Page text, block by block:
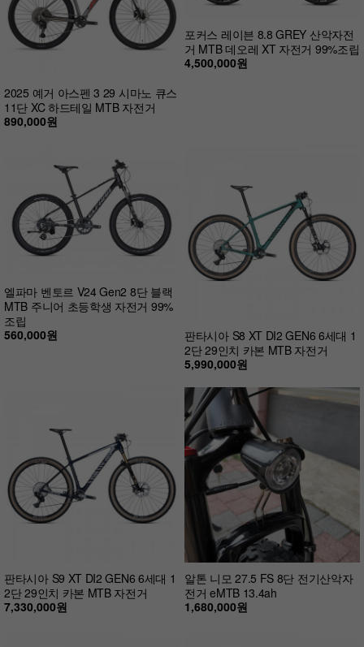
2025 예거 아스펜 3 29 시마노 큐스
11단 XC 하드테일 MTB 자전거
890,000원
포커스 레이븐 8.8 GREY 산악자전
거 MTB 데오레 XT 자전거 99%조립
4,500,000원
엘파마 벤토르 V24 Gen2 8단 블랙
MTB 주니어 초등학생 자전거 99%
조립
560,000원
판타시아 S8 XT DI2 GEN6 6세대 1
2단 29인치 카본 MTB 자전거
5,990,000원
판타시아 S9 XT DI2 GEN6 6세대 1
2단 29인치 카본 MTB 자전거
7,330,000원
알톤 니모 27.5 FS 8단 전기산악자
전거 eMTB 13.4ah
1,680,000원